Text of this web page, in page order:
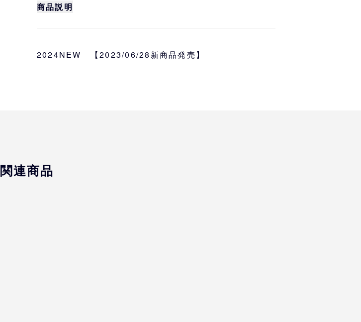
商品説明
カラー
[iPhone]対応機種
iPhone 12/12Pro
2024NEW 【2023/06/28新商品発売】
関連商品